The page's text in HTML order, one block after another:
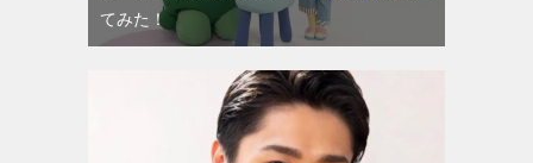
てみた！